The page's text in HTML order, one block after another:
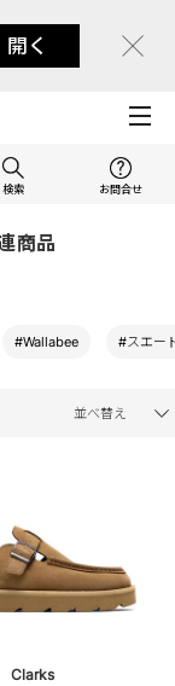
開く
検索 お問合せ
商品
#Wallabee #スエー
並べ替え
Clarks